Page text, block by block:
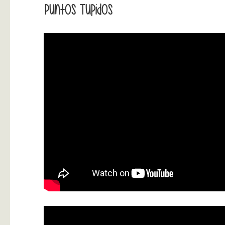
Puntos Tupidos